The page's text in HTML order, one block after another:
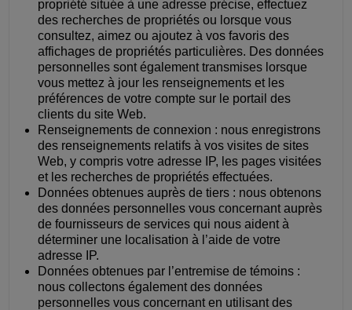
propriété située à une adresse précise, effectuez
des recherches de propriétés ou lorsque vous
consultez, aimez ou ajoutez à vos favoris des
affichages de propriétés particulières. Des données
personnelles sont également transmises lorsque
vous mettez à jour les renseignements et les
préférences de votre compte sur le portail des
clients du site Web.
Renseignements de connexion : nous enregistrons
des renseignements relatifs à vos visites de sites
Web, y compris votre adresse IP, les pages visitées
et les recherches de propriétés effectuées.
Données obtenues auprès de tiers : nous obtenons
des données personnelles vous concernant auprès
de fournisseurs de services qui nous aident à
déterminer une localisation à l’aide de votre
adresse IP.
Données obtenues par l’entremise de témoins :
nous collectons également des données
personnelles vous concernant en utilisant des